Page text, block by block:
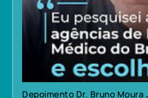
Depoimento Dr. Bruno Moura